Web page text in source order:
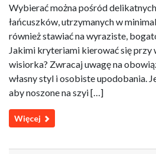
Wybierać można pośród
łańcuszków, utrzymanych w
również stawiać na wyraziste,
Jakimi kryteriami kierować się przy
wisiorka? Zwracaj uwagę na
własny styl i osobiste upodobania.
aby noszone na szyi […]
Więcej